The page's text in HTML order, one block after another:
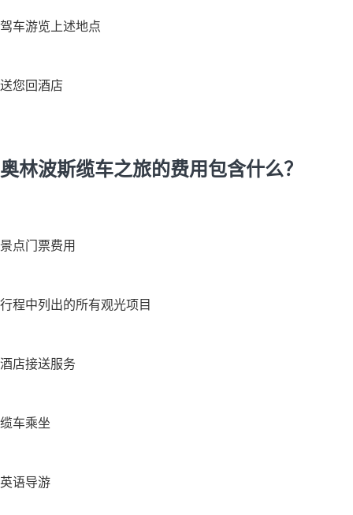
驾车游览上述地点
送您回酒店
奥林波斯缆车之旅的费用包含什么？
景点门票费用
行程中列出的所有观光项目
酒店接送服务
缆车乘坐
英语导游